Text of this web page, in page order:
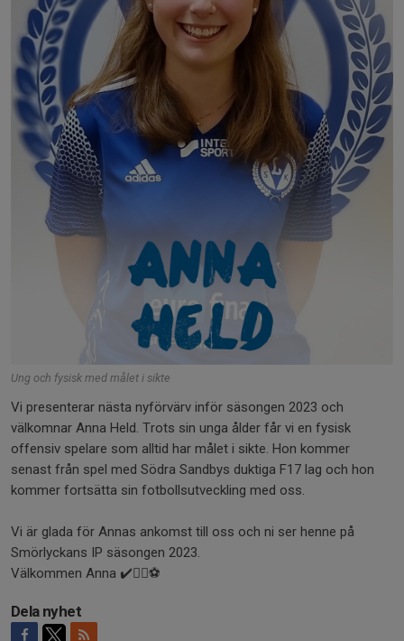
Ung och fysisk med målet i sikte
Vi presenterar nästa nyförvärv inför säsongen 2023 och
välkomnar Anna Held. Trots sin unga ålder får vi en fysisk
offensiv spelare som alltid har målet i sikte. Hon kommer
senast från spel med Södra Sandbys duktiga F17 lag och hon
kommer fortsätta sin fotbollsutveckling med oss.
Vi är glada för Annas ankomst till oss och ni ser henne på
Smörlyckans IP säsongen 2023.
Välkommen Anna ✔️✍🏻⚽
Dela nyhet